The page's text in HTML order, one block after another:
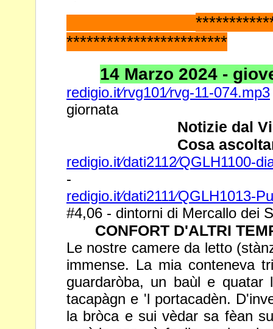
************************
14 Marzo 2024 -
redigio.it⁄rvg101⁄rvg-11-074.mp3
giornata
Notizie dal
Cosa
redigio.it⁄dati2112⁄QGLH1100-
-
redigio.it⁄dati2111⁄QGLH1013-
#4,06 - dintorni di Mercallo dei
CONFORT D'ALTRI
Le nostre camere da letto
immense. La mia conteneva
guardaròba, un baùl e
tacapàgn e 'l portacadèn.
la bròca e sui vèdar sa fèan